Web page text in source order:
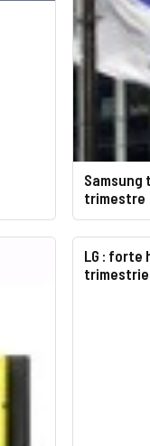
Samsung
trimestre
LG : forte